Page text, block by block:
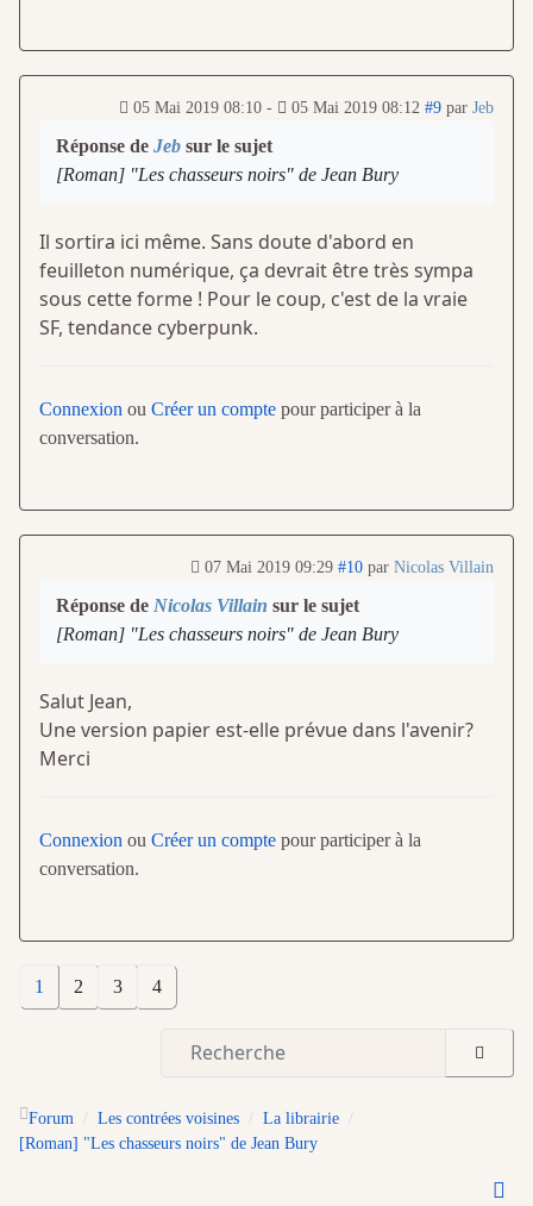
05 Mai 2019 08:10 - 05 Mai 2019 08:12 #9 par Jeb
Réponse de Jeb sur le sujet
[Roman] "Les chasseurs noirs" de Jean Bury
Il sortira ici même. Sans doute d'abord en
feuilleton numérique, ça devrait être très sympa
sous cette forme ! Pour le coup, c'est de la vraie
SF, tendance cyberpunk.
Connexion ou Créer un compte pour participer à la
conversation.
07 Mai 2019 09:29 #10 par Nicolas Villain
Réponse de Nicolas Villain sur le sujet
[Roman] "Les chasseurs noirs" de Jean Bury
Salut Jean,
Une version papier est-elle prévue dans l'avenir?
Merci
Connexion ou Créer un compte pour participer à la
conversation.
1 2 3 4
Forum Les contrées voisines
La librairie
[Roman] "Les chasseurs noirs" de Jean Bury